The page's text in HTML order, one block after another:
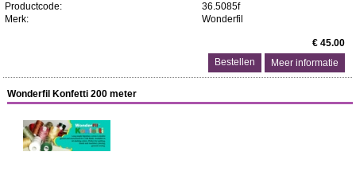
Productcode:
36.5085f
Merk:
Wonderfil
€ 45.00
Meer informatie
Wonderfil Konfetti 200 meter